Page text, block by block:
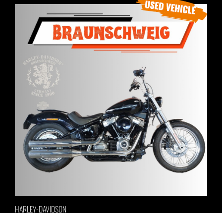
HARLEY-DAVIDSON